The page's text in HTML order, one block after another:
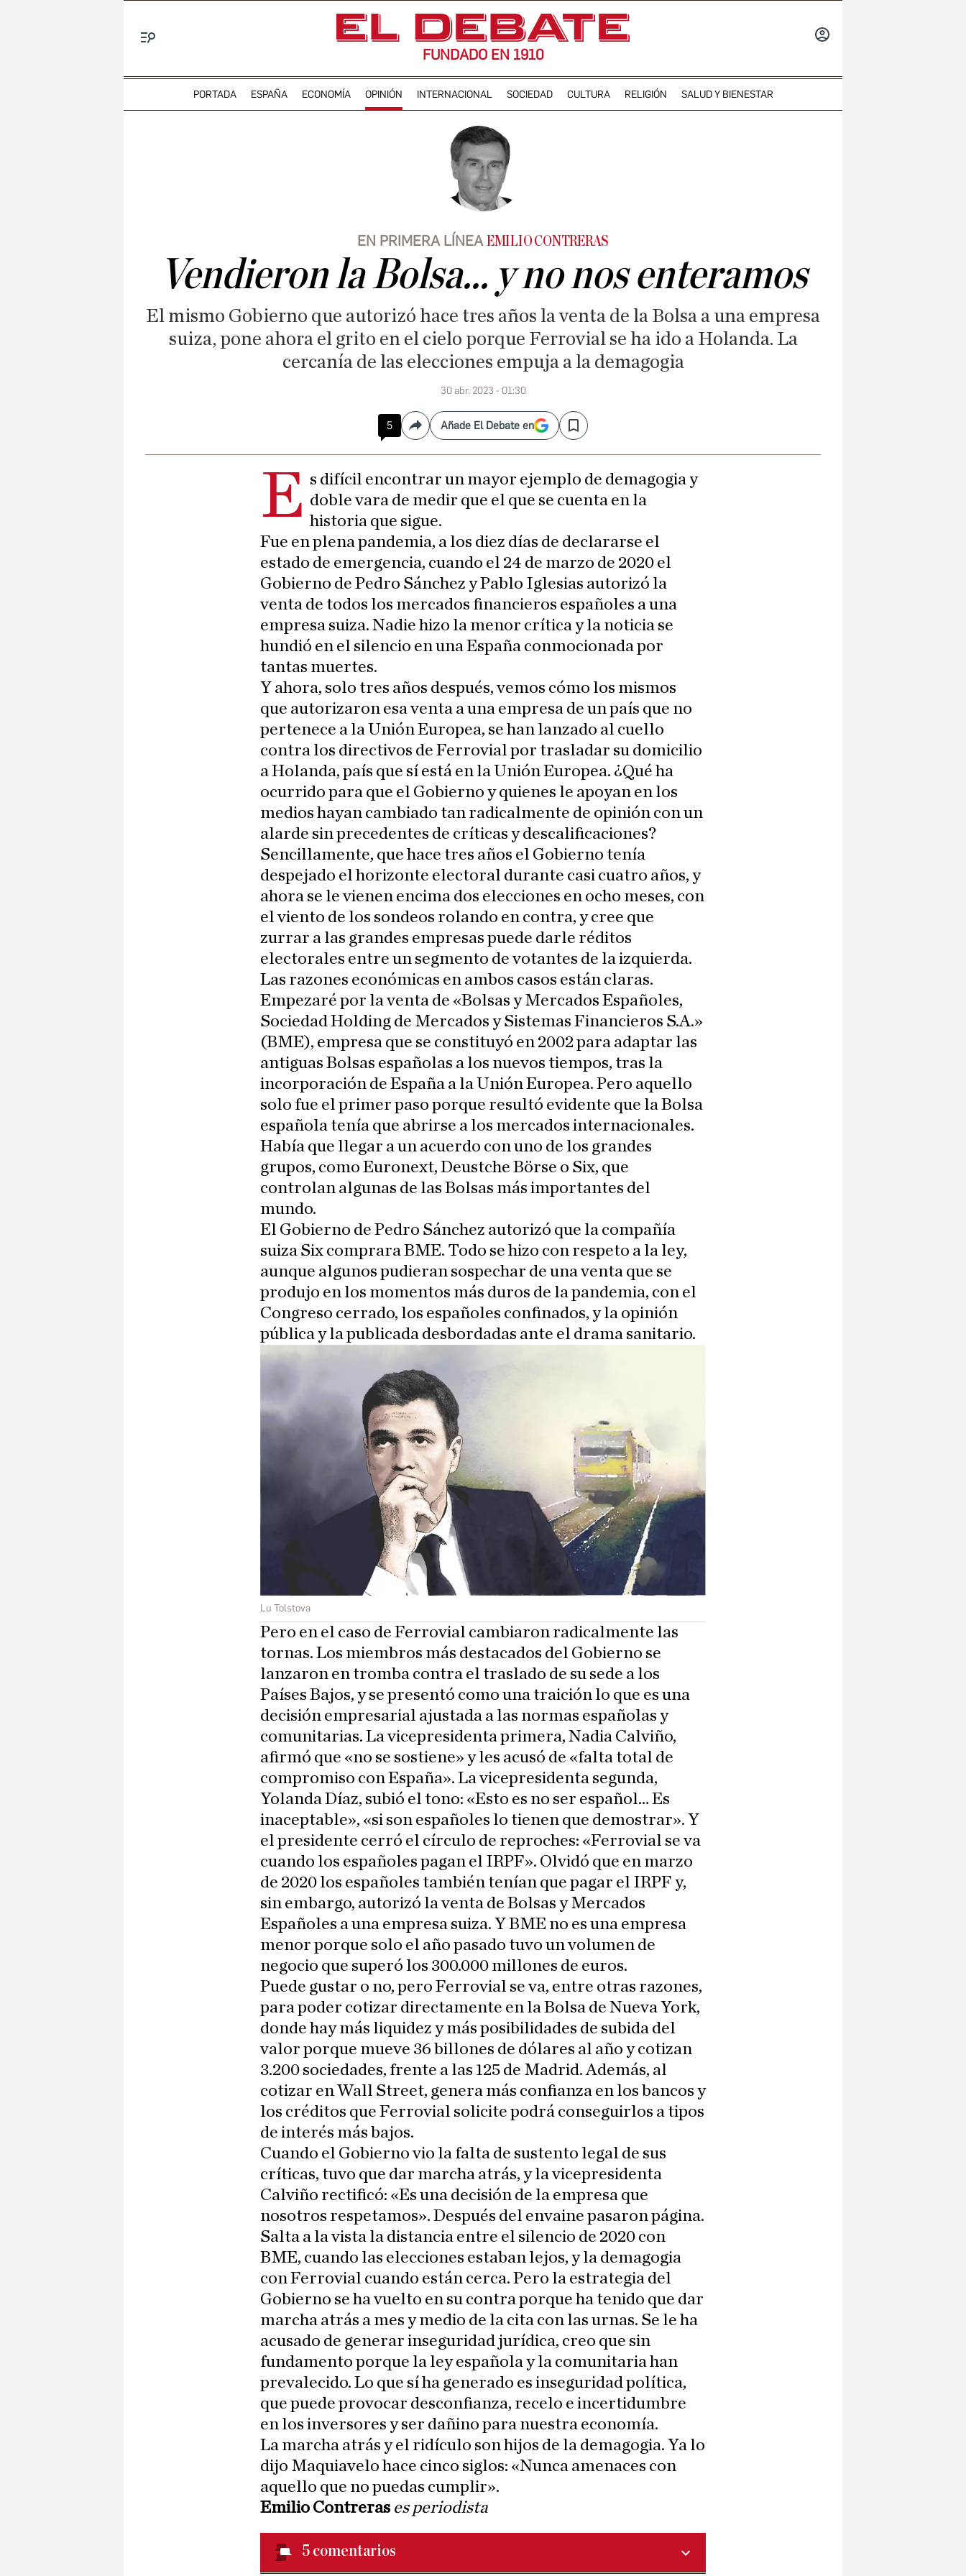
FUNDADO EN 1910
PORTADA ESPAÑA ECONOMÍA OPINIÓN INTERNACIONAL SOCIEDAD CULTURA RELIGIÓN SALUD Y BIENESTAR
EN PRIMERA LÍNEA EMILIO CONTRERAS
Vendieron la Bolsa... y no nos enteramos
El mismo Gobierno que autorizó hace tres años la venta de la Bolsa a una empresa
suiza, pone ahora el grito en el cielo porque Ferrovial se ha ido a Holanda. La
cercanía de las elecciones empuja a la demagogia
30 abr. 2023 - 01:30
5 CompartirAñade El Debate en Save
E s difícil encontrar un mayor ejemplo de demagogia y
doble vara de medir que el que se cuenta en la
historia que sigue.
Fue en plena pandemia, a los diez días de declararse el
estado de emergencia, cuando el 24 de marzo de 2020 el
Gobierno de Pedro Sánchez y Pablo Iglesias autorizó la
venta de todos los mercados financieros españoles a una
empresa suiza. Nadie hizo la menor crítica y la noticia se
hundió en el silencio en una España conmocionada por
tantas muertes.
Y ahora, solo tres años después, vemos cómo los mismos
que autorizaron esa venta a una empresa de un país que no
pertenece a la Unión Europea, se han lanzado al cuello
contra los directivos de Ferrovial por trasladar su domicilio
a Holanda, país que sí está en la Unión Europea. ¿Qué ha
ocurrido para que el Gobierno y quienes le apoyan en los
medios hayan cambiado tan radicalmente de opinión con un
alarde sin precedentes de críticas y descalificaciones?
Sencillamente, que hace tres años el Gobierno tenía
despejado el horizonte electoral durante casi cuatro años, y
ahora se le vienen encima dos elecciones en ocho meses, con
el viento de los sondeos rolando en contra, y cree que
zurrar a las grandes empresas puede darle réditos
electorales entre un segmento de votantes de la izquierda.
Las razones económicas en ambos casos están claras.
Empezaré por la venta de «Bolsas y Mercados Españoles,
Sociedad Holding de Mercados y Sistemas Financieros S.A.»
(BME), empresa que se constituyó en 2002 para adaptar las
antiguas Bolsas españolas a los nuevos tiempos, tras la
incorporación de España a la Unión Europea. Pero aquello
solo fue el primer paso porque resultó evidente que la Bolsa
española tenía que abrirse a los mercados internacionales.
Había que llegar a un acuerdo con uno de los grandes
grupos, como Euronext, Deustche Börse o Six, que
controlan algunas de las Bolsas más importantes del
mundo.
El Gobierno de Pedro Sánchez autorizó que la compañía
suiza Six comprara BME. Todo se hizo con respeto a la ley,
aunque algunos pudieran sospechar de una venta que se
produjo en los momentos más duros de la pandemia, con el
Congreso cerrado, los españoles confinados, y la opinión
pública y la publicada desbordadas ante el drama sanitario.
Lu Tolstova
Pero en el caso de Ferrovial cambiaron radicalmente las
tornas. Los miembros más destacados del Gobierno se
lanzaron en tromba contra el traslado de su sede a los
Países Bajos, y se presentó como una traición lo que es una
decisión empresarial ajustada a las normas españolas y
comunitarias. La vicepresidenta primera, Nadia Calviño,
afirmó que «no se sostiene» y les acusó de «falta total de
compromiso con España». La vicepresidenta segunda,
Yolanda Díaz, subió el tono: «Esto es no ser español… Es
inaceptable», «si son españoles lo tienen que demostrar». Y
el presidente cerró el círculo de reproches: «Ferrovial se va
cuando los españoles pagan el IRPF». Olvidó que en marzo
de 2020 los españoles también tenían que pagar el IRPF y,
sin embargo, autorizó la venta de Bolsas y Mercados
Españoles a una empresa suiza. Y BME no es una empresa
menor porque solo el año pasado tuvo un volumen de
negocio que superó los 300.000 millones de euros.
Puede gustar o no, pero Ferrovial se va, entre otras razones,
para poder cotizar directamente en la Bolsa de Nueva York,
donde hay más liquidez y más posibilidades de subida del
valor porque mueve 36 billones de dólares al año y cotizan
3.200 sociedades, frente a las 125 de Madrid. Además, al
cotizar en Wall Street, genera más confianza en los bancos y
los créditos que Ferrovial solicite podrá conseguirlos a tipos
de interés más bajos.
Cuando el Gobierno vio la falta de sustento legal de sus
críticas, tuvo que dar marcha atrás, y la vicepresidenta
Calviño rectificó: «Es una decisión de la empresa que
nosotros respetamos». Después del envaine pasaron página.
Salta a la vista la distancia entre el silencio de 2020 con
BME, cuando las elecciones estaban lejos, y la demagogia
con Ferrovial cuando están cerca. Pero la estrategia del
Gobierno se ha vuelto en su contra porque ha tenido que dar
marcha atrás a mes y medio de la cita con las urnas. Se le ha
acusado de generar inseguridad jurídica, creo que sin
fundamento porque la ley española y la comunitaria han
prevalecido. Lo que sí ha generado es inseguridad política,
que puede provocar desconfianza, recelo e incertidumbre
en los inversores y ser dañino para nuestra economía.
La marcha atrás y el ridículo son hijos de la demagogia. Ya lo
dijo Maquiavelo hace cinco siglos: «Nunca amenaces con
aquello que no puedas cumplir».
Emilio Contreras es periodista
5 comentarios